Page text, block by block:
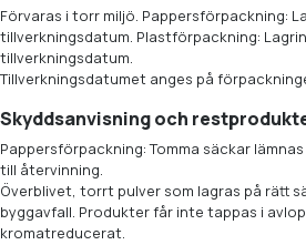
Förvaras i torr miljö. Pappersförpackning:
tillverkningsdatum. Plastförpackning:
tillverkningsdatum.
Tillverkningsdatumet anges på
Skyddsanvisning och
Pappersförpackning: Tomma säckar
till återvinning.
Överblivet, torrt pulver som lagras på rätt
byggavfall. Produkter får inte tappas i
kromatreducerat.